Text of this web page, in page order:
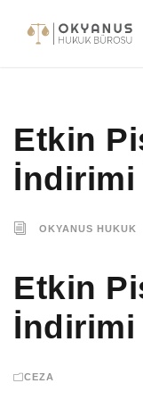
Etkin
İndirimi
OKYANUS HUKUK
Etkin
İndirimi
CEZA